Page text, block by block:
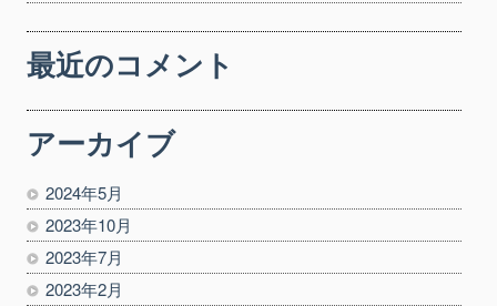
最近のコメント
アーカイブ
2024年5月
2023年10月
2023年7月
2023年2月